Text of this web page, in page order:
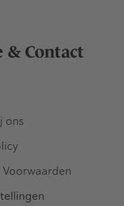
& Contact
ons